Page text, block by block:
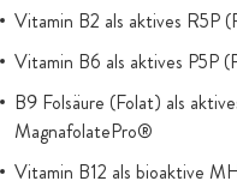
Vitamin B2 als aktives R5P
Vitamin B6 als aktives P5P
B9 Folsäure (Folat) als
MagnafolatePro®
Vitamin B12 als bioaktive